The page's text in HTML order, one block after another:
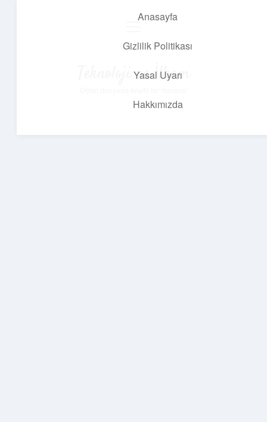
Anasayfa
Gizlilik Politikası
Yasal Uyarı
Hakkımızda
Teknoloji ve İlham